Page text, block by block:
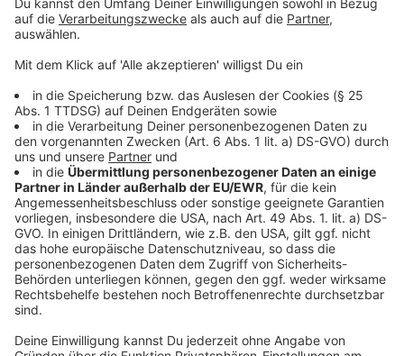
DenHirschkalbsrückenin feine Scheiben
schneiden und zwischen einen Gefrierbeutel dünn
Seite kräftig anbraten. Aus der Pfanne nehmen
und mit Salz und Pfeffer würzen.
DieSteinpilzeputzen und schneiden und in einer
Pfanne gleichmäßig anbraten. Die Schalotten in
Würfel schneiden, in Butter separat garschwitzen
und hinterher mit etwas Schnittlauch zu den
Pilzen geben
Rotkohlüber eine Küchenreibe in feine Streifen
hobeln, mit den Restlichen Zutaten marinieren und
leicht kneten.
Anzeige